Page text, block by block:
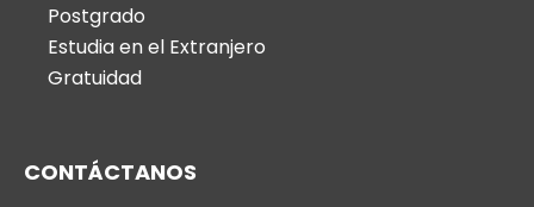
Postgrado
Estudia en el Extranjero
Gratuidad
CONTÁCTANOS